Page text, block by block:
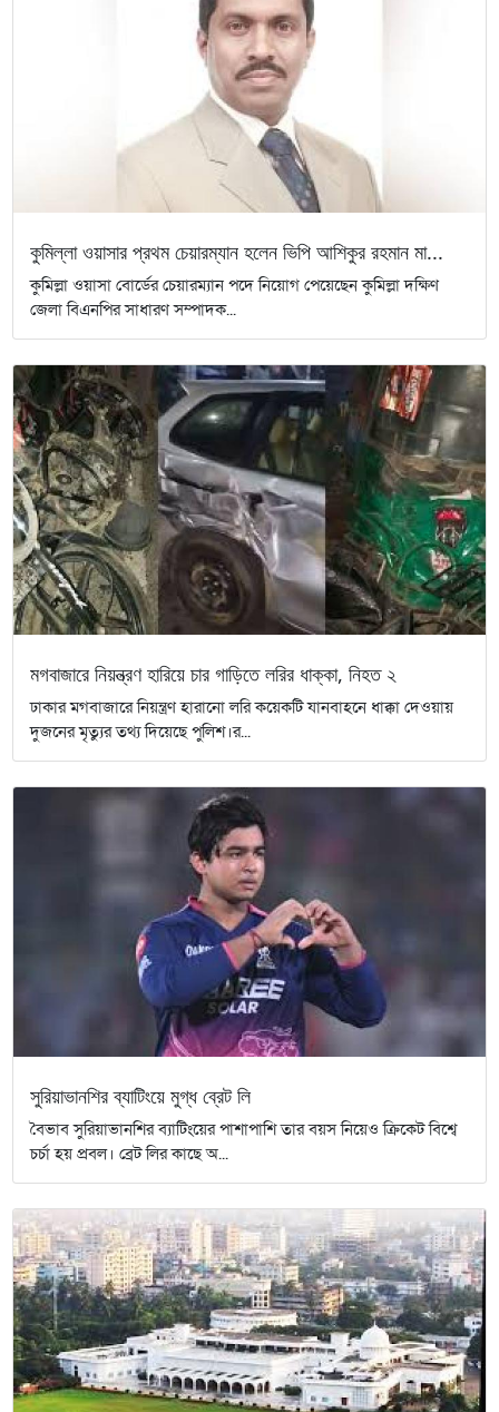
কুমিল্লা ওয়াসার প্রথম চেয়ারম্যান হলেন ভিপি আশিকুর রহমান মা...
কুমিল্লা ওয়াসা বোর্ডের চেয়ারম্যান পদে নিয়োগ পেয়েছেন কুমিল্লা দক্ষিণ
জেলা বিএনপির সাধারণ সম্পাদক...
মগবাজারে নিয়ন্ত্রণ হারিয়ে চার গাড়িতে লরির ধাক্কা, নিহত ২
ঢাকার মগবাজারে নিয়ন্ত্রণ হারানো লরি কয়েকটি যানবাহনে ধাক্কা দেওয়ায়
দুজনের মৃত্যুর তথ্য দিয়েছে পুলিশ।র...
সুরিয়াভানশির ব্যাটিংয়ে মুগ্ধ ব্রেট লি
বৈভাব সুরিয়াভানশির ব্যাটিংয়ের পাশাপাশি তার বয়স নিয়েও ক্রিকেট বিশ্বে
চর্চা হয় প্রবল। ব্রেট লির কাছে অ...